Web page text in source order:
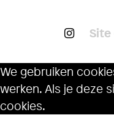
We gebruiken
werken. Als je deze
cookies.